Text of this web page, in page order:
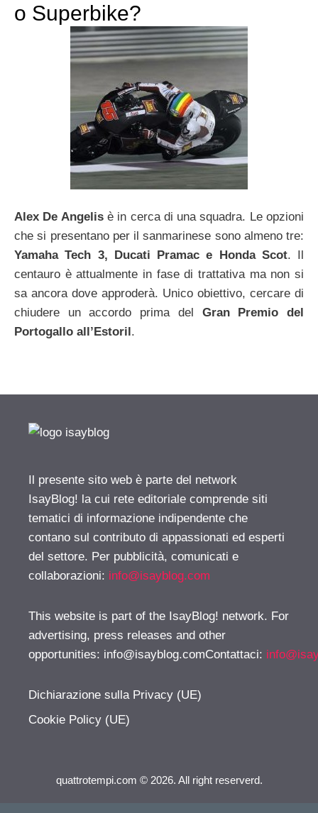
o Superbike?
Alex De Angelisè in cerca di una squadra. Le opzioni
che si presentano per il sanmarinese sono almeno tre:
Yamaha Tech 3, Ducati Pramac e Honda Scot. Il
centauro è attualmente in fase di trattativa ma non si
sa ancora dove approderà. Unico obiettivo, cercare di
chiudere un accordo prima del Gran Premio del
Portogallo all’Estoril.
Il presente sito web è parte del network
IsayBlog! la cui rete editoriale comprende siti
tematici di informazione indipendente che
contano sul contributo di appassionati ed esperti
del settore. Per pubblicità, comunicati e
collaborazioni: info@isayblog.com
This website is part of the IsayBlog! network. For
advertising, press releases and other
opportunities: info@isayblog.comContattaci:
Dichiarazione sulla Privacy (UE)
Cookie Policy (UE)
quattrotempi.com © 2026. All right reserverd.